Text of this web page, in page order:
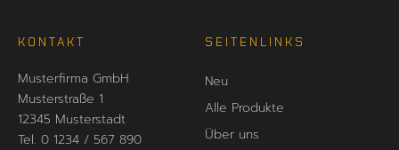
KONTAKT
Musterfirma GmbH
Musterstraße 1
12345 Musterstadt
Tel. 0 1234 / 567 890
SEITENLINKS
Neu
Alle Produkte
Über uns